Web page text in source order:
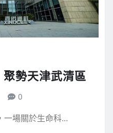
勢天津武清區
0
一場關於生命科…